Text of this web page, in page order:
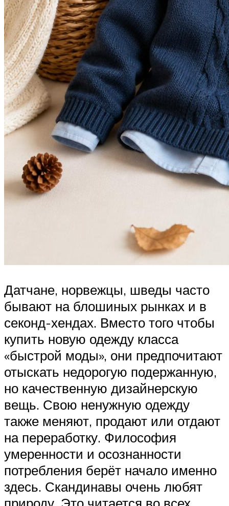
Датчане, норвежцы, шведы часто
бывают на блошиных рынках и в
секонд-хендах. Вместо того чтобы
купить новую одежду класса
«быстрой моды», они предпочитают
отыскать недорогую подержанную,
но качественную дизайнерскую
вещь. Свою ненужную одежду
также меняют, продают или отдают
на переработку. Философия
умеренности и осознанности
потребления берёт начало именно
здесь. Скандинавы очень любят
природу. Это читается во всех